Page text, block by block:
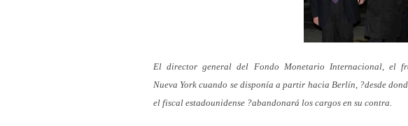
El director general del Fondo Monetario Internacional, el
Nueva York cuando se disponía a partir hacia Berlín, ?desde
el fiscal estadounidense ?abandonará los cargos en su contra.